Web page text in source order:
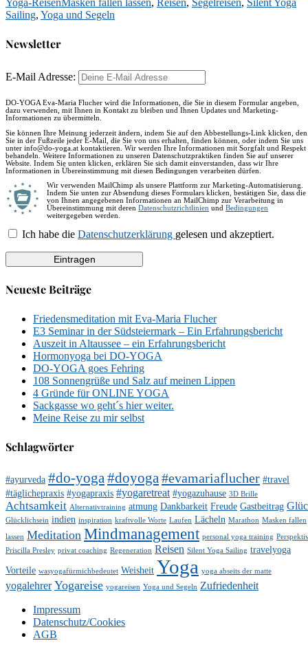
Sailing, Yoga und Segeln
Newsletter
E-Mail Adresse:
DO-YOGA Eva-Maria Flucher wird die Informationen, die Sie in diesem Formular angeben,
dazu verwenden, mit Ihnen in Kontakt zu bleiben und Ihnen Updates und Marketing-
Informationen zu übermitteln.
Sie können Ihre Meinung jederzeit ändern, indem Sie auf den Abbestellungs-Link klicken, den
Sie in der Fußzeile jeder E-Mail, die Sie von uns erhalten, finden können, oder indem Sie uns
unter info@do-yoga.at kontaktieren. Wir werden Ihre Informationen mit Sorgfalt und Respekt
behandeln. Weitere Informationen zu unseren Datenschutzpraktiken finden Sie auf unserer
Website. Indem Sie unten klicken, erklären Sie sich damit einverstanden, dass wir Ihre
Informationen in Übereinstimmung mit diesen Bedingungen verarbeiten dürfen.
Wir verwenden MailChimp als unsere Plattform zur Marketing-Automatisierung.
Indem Sie unten zur Absendung dieses Formulars klicken, bestätigen Sie, dass die
von Ihnen angegebenen Informationen an MailChimp zur Verarbeitung in
Übereinstimmung mit deren Datenschutzrichtlinien und Bedingungen
weitergegeben werden.
Ich habe die Datenschutzerklärung gelesen und akzeptiert.
Neueste Beiträge
Friedensmeditation mit Eva-Maria Flucher
E3 Seminar in der Südsteiermark – Ein Erfahrungsbericht
Auszeit in Altaussee – ein Erfahrungsbericht
Hormonyoga bei DO-YOGA
DO-YOGA goes Fehring
108 Sonnengrüße und Salz auf meinen Lippen
4 Gründe für ONLINE YOGA
Sackgasse wo geht´s hier weiter.
Meine Reise zu mir selbst
Schlagwörter
#ayurveda #do-yoga#doyoga#evamariaflucher #travel
#täglichepraxis #yogapraxis #yogaretreat #yogazuhause 3D Brille
Achtsamkeit Alternativtraining atmung Dankbarkeit Freude Gastbeitrag
Glücklichsein indien inspiration kraftvolle Worte Laufen Lächeln Marathon Masken fallen
lassen Meditation Mindmanagement personal yoga training
Priscilla Presley privat coaching Regeneration Reisen Silent Yoga Sailing travelyoga
Vorteile wasyogafürmichbedeutet Weisheit Yoga yoga abseits der matte
yogalehrer Yogareise yogareisen Yoga und Segeln Zufriedenheit
Impressum
Datenschutz/Cookies
AGB